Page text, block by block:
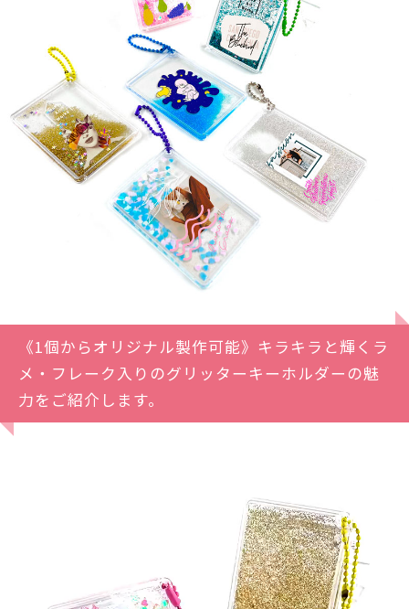
《1個からオリジナル製作可能》キラキラと輝くラ
メ・フレーク入りのグリッターキーホルダーの魅
力をご紹介します。